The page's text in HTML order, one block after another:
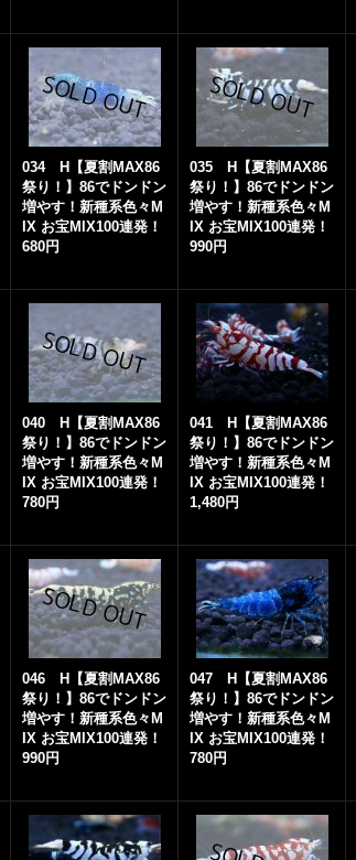
034 H【夏割MAX86
祭り！】86でドンドン
増やす！新種系色々M
IX お宝MIX100連発！
680円
035 H【夏割MAX86
祭り！】86でドンドン
増やす！新種系色々M
IX お宝MIX100連発！
990円
040 H【夏割MAX86
祭り！】86でドンドン
増やす！新種系色々M
IX お宝MIX100連発！
780円
041 H【夏割MAX86
祭り！】86でドンドン
増やす！新種系色々M
IX お宝MIX100連発！
1,480円
046 H【夏割MAX86
祭り！】86でドンドン
増やす！新種系色々M
IX お宝MIX100連発！
990円
047 H【夏割MAX86
祭り！】86でドンドン
増やす！新種系色々M
IX お宝MIX100連発！
780円